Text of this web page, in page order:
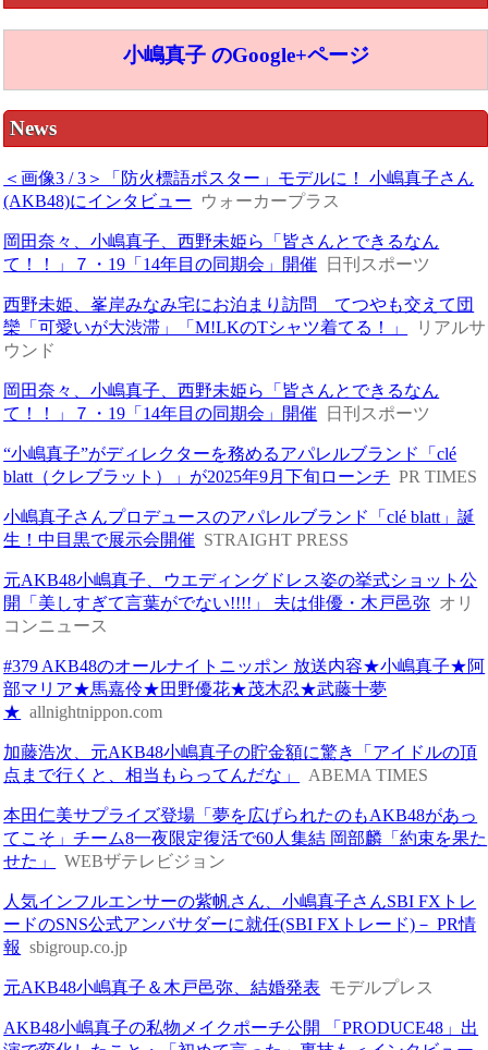
小嶋真子 のGoogle+ページ
News
＜画像3 / 3＞「防火標語ポスター」モデルに！ 小嶋真子さん
(AKB48)にインタビュー
ウォーカープラス
岡田奈々、小嶋真子、西野未姫ら「皆さんとできるなん
て！！」７・19「14年目の同期会」開催
日刊スポーツ
西野未姫、峯岸みなみ宅にお泊まり訪問 てつやも交えて団
欒「可愛いが大渋滞」「M!LKのTシャツ着てる！」
リアルサ
ウンド
岡田奈々、小嶋真子、西野未姫ら「皆さんとできるなん
て！！」７・19「14年目の同期会」開催
日刊スポーツ
“小嶋真子”がディレクターを務めるアパレルブランド「clé
blatt（クレブラット）」が2025年9月下旬ローンチ PR TIMES
小嶋真子さんプロデュースのアパレルブランド「clé blatt」誕
生！中目黒で展示会開催 STRAIGHT PRESS
元AKB48小嶋真子、ウエディングドレス姿の挙式ショット公
開「美しすぎて言葉がでない!!!!」 夫は俳優・木戸邑弥 オリ
コンニュース
#379 AKB48のオールナイトニッポン 放送内容★小嶋真子★阿
部マリア★馬嘉伶★田野優花★茂木忍★武藤十夢
★ allnightnippon.com
加藤浩次、元AKB48小嶋真子の貯金額に驚き「アイドルの頂
点まで行くと、相当もらってんだな」
ABEMA TIMES
本田仁美サプライズ登場「夢を広げられたのもAKB48があっ
てこそ」チーム8一夜限定復活で60人集結 岡部麟「約束を果た
せた」
WEBザテレビジョン
人気インフルエンサーの紫帆さん、小嶋真子さんSBI FXトレ
ードのSNS公式アンバサダーに就任(SBI FXトレード)－ PR情
報 sbigroup.co.jp
元AKB48小嶋真子＆木戸邑弥、結婚発表 モデルプレス
AKB48小嶋真子の私物メイクポーチ公開 「PRODUCE48」出